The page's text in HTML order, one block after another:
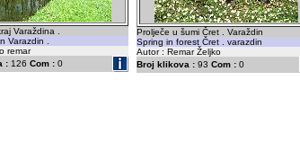
Varaždina .
Varazdin .
remar
: 126 Com : 0
Prolječe u šumi Čret . Varaždin
Spring in forest Čret . varazdin
Autor : Remar Željko
Broj klikova : 93 Com : 0